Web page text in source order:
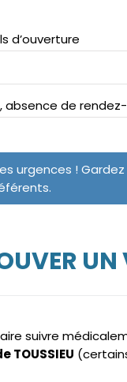
d’ouverture
absence de rendez-
urgences !
UN
suivre